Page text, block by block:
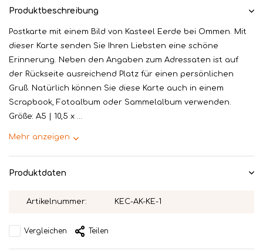
Produktbeschreibung
Postkarte mit einem Bild von Kasteel Eerde bei Ommen. Mit
dieser Karte senden Sie Ihren Liebsten eine schöne
Erinnerung. Neben den Angaben zum Adressaten ist auf
der Rückseite ausreichend Platz für einen persönlichen
Gruß. Natürlich können Sie diese Karte auch in einem
Scrapbook, Fotoalbum oder Sammelalbum verwenden.
Größe: A5 | 10,5 x ...
Mehr anzeigen
Produktdaten
Artikelnummer: KEC-AK-KE-1
Vergleichen Teilen